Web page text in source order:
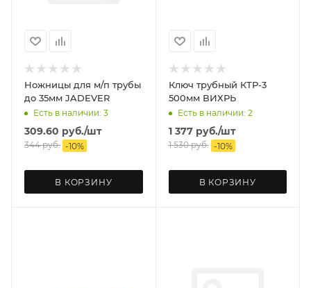
Ножницы для м/п трубы
до 35мм JADEVER
Есть в наличии: 3
309.60 руб./шт
344руб. -10%
В КОРЗИНУ
Ключ трубный КТР-3
500мм ВИХРЬ
Есть в наличии: 2
1 377руб./шт
1 530руб. -10%
В КОРЗИНУ